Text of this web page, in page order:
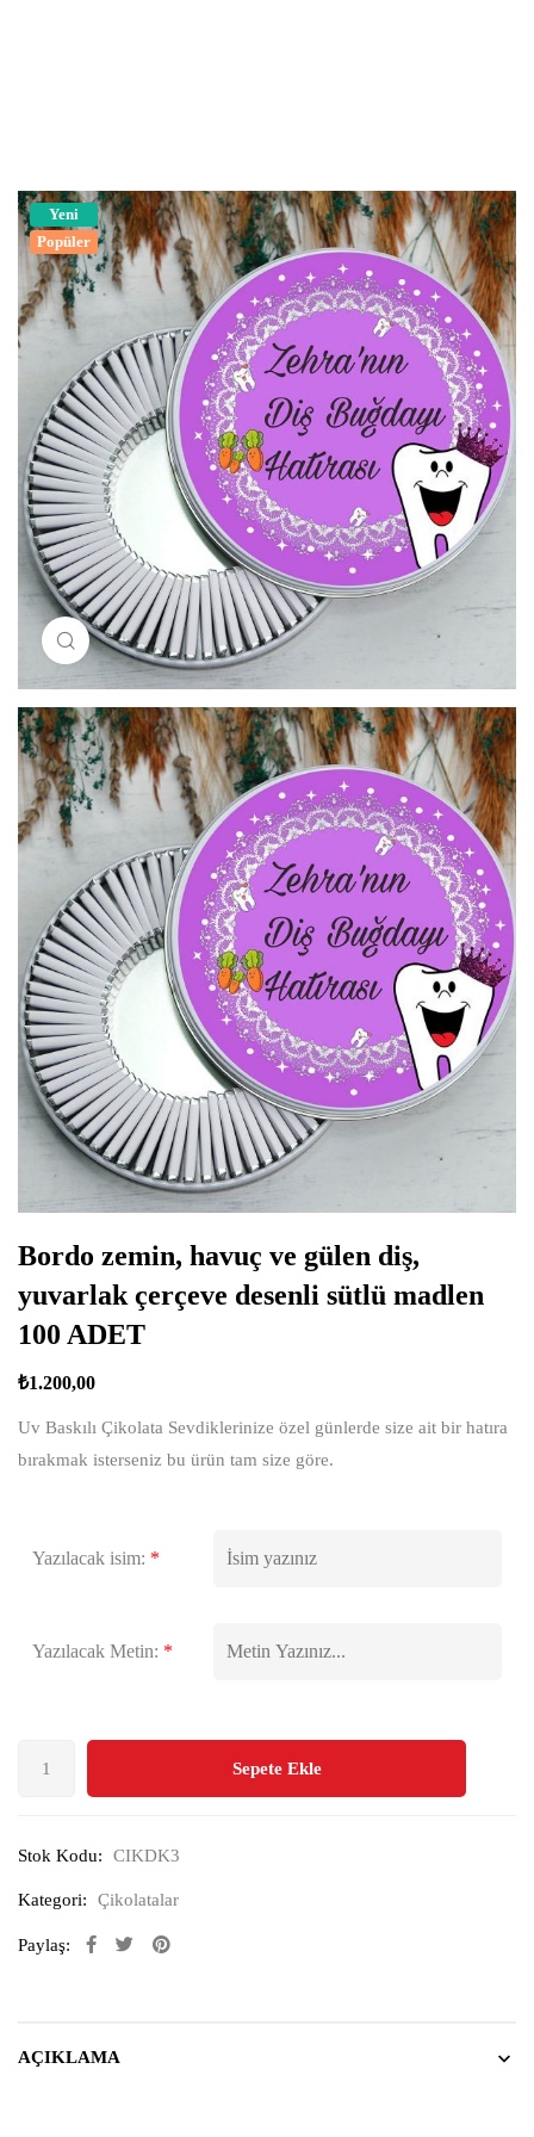
Yeni
Popüler
Resimi büyütmek için tıklayın
Bordo zemin, havuç ve gülen diş,
yuvarlak çerçeve desenli sütlü madlen
100 ADET
₺1.200,00
Uv Baskılı Çikolata Sevdiklerinize özel günlerde size ait bir hatıra
bırakmak isterseniz bu ürün tam size göre.
Yazılacak isim: *
Yazılacak Metin: *
Sepete Ekle
Stok Kodu: CIKDK3
Kategori: Çikolatalar
Paylaş:
AÇIKLAMA